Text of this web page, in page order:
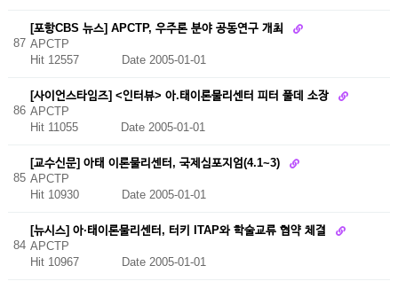
87
[포항CBS 뉴스] APCTP, 우주론 분야 공동연구 개최
APCTP
Hit 12557
Date 2005-01-01
86
[사이언스타임즈] <인터뷰> 아.태이론물리센터 피터 풀데 소장
APCTP
Hit 11055
Date 2005-01-01
85
[교수신문] 아태 이론물리센터, 국제심포지엄(4.1~3)
APCTP
Hit 10930
Date 2005-01-01
84
[뉴시스] 아·태이론물리센터, 터키 ITAP와 학술교류 협약 체결
APCTP
Hit 10967
Date 2005-01-01